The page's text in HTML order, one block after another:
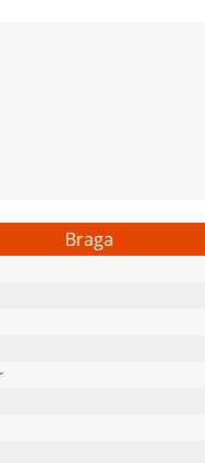
Braga